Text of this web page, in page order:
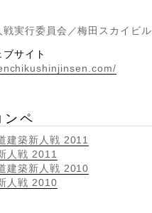
戦実行委員会／梅田スカイビル
サイト
ンペ
建築新人戦 2011
人戦 2011
建築新人戦 2010
人戦 2010